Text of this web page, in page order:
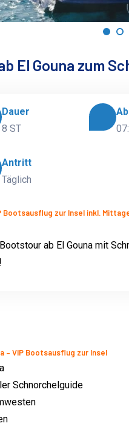
El Gouna zum
Dauer
8 ST
Antritt
Täglich
Bootsausflug zur Insel inkl.
ab El Gouna mit
– VIP Bootsausflug zur Insel
Schnorchelguide